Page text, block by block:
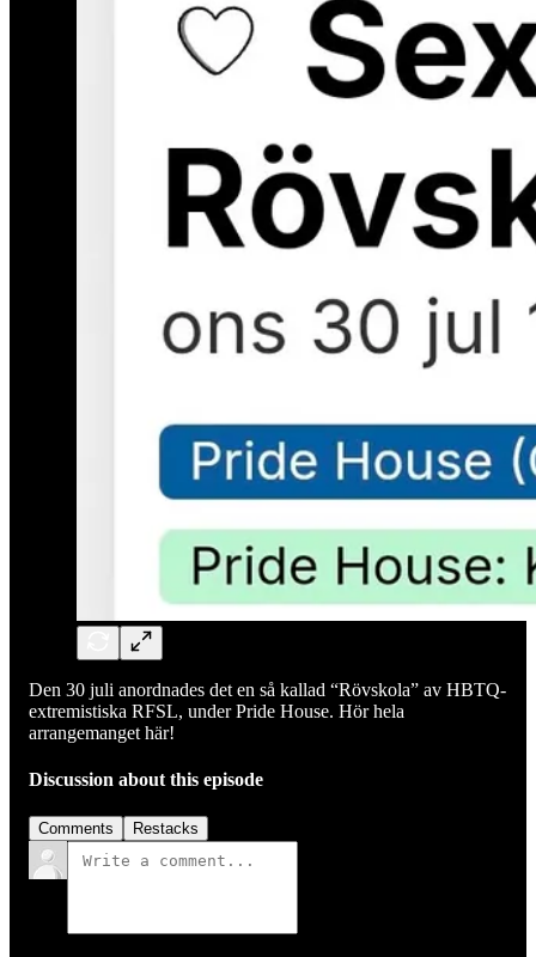
Den 30 juli anordnades det en så kallad “Rövskola” av HBTQ-
extremistiska RFSL, under Pride House. Hör hela
arrangemanget här!
Discussion about this episode
Comments Restacks